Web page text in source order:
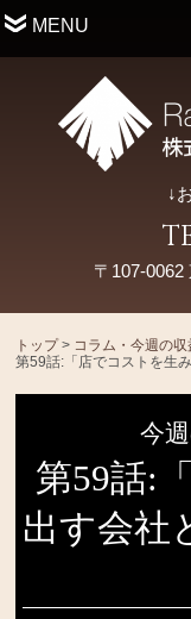
MENU
↓
〒107-
トップ> コラム・今週の
今
第59話:
出す会社